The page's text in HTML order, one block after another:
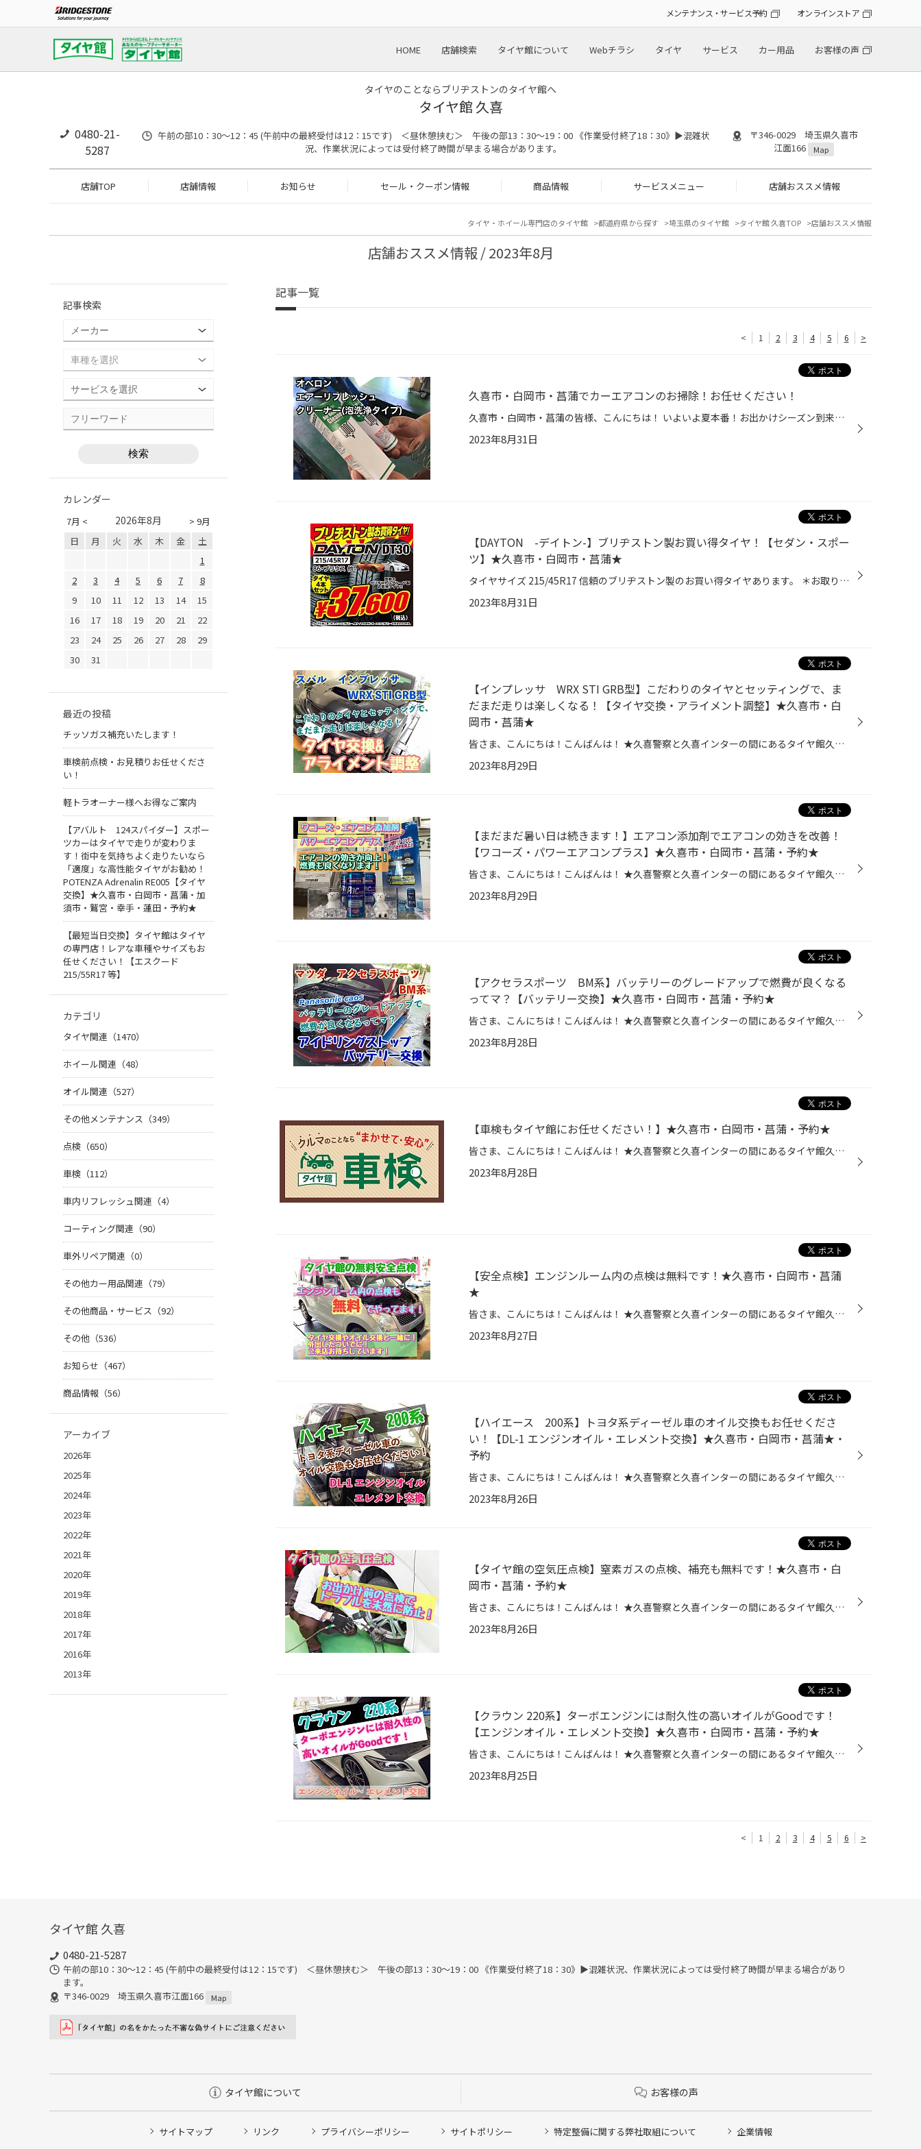
メンテナンス・サービス予約 オンラインストア
HOME 店舗検索 タイヤ館について Webチラシ タイヤ サービス カー用品 お客様の声
タイヤのことならブリヂストンのタイヤ館へ
タイヤ館 久喜
0480-21-
5287
午前の部10：30～12：45 (午前中の最終受付は12：15です) ＜昼休憩挟む＞ 午後の部13：30～19：00 《作業受付終了18：30》▶︎混雑状
況、作業状況によっては受付終了時間が早まる場合があります。
〒346-0029 埼玉県久喜市
江面166
Map
店舗TOP 店舗情報 お知らせ セール・クーポン情報 商品情報 サービスメニュー 店舗おススメ情報
タイヤ・ホイール専門店のタイヤ館 都道府県から探す 埼玉県のタイヤ館 タイヤ館 久喜TOP 店舗おススメ情報
店舗おススメ情報 / 2023年8月
記事一覧
< 1 2 3 4 5 6 >
久喜市・白岡市・菖蒲でカーエアコンのお掃除！お任せください！
久喜市・白岡市・菖蒲の皆様、こんにちは！ いよいよ夏本番！お出かけシーズン到来ですね！ カーエアコンが大活躍のこの時期ですが、 カーエアコンのメンテナンスはお済みでしょうか？ １年に１回はご家庭のエアコンもお掃除されると思いますが、 サボってしまうとイヤなにおいが出てきたり、カビが...
2023年8月31日
【DAYTON -デイトン-】ブリヂストン製お買い得タイヤ！【セダン・スポー
ツ】★久喜市・白岡市・菖蒲★
タイヤサイズ 215/45R17 信頼のブリヂストン製のお買い得タイヤあります。 ＊お取り寄せとなる場合がございます。 他にも… 新しいタイヤの買い方です! 急な出費！ 高額な出費にお困りのお客様！ サブスク(月額定額)で購入できます！ ラインナップも色々！ 詳しくはこちらから→★Mobox★ ーーーーーー...
2023年8月31日
【インプレッサ WRX STI GRB型】こだわりのタイヤとセッティングで、ま
だまだ走りは楽しくなる！【タイヤ交換・アライメント調整】★久喜市・白
岡市・菖蒲★
皆さま、こんにちは！こんばんは！ ★久喜警察と久喜インターの間にあるタイヤ館久喜です★ いつも当店WEBをご覧いただきありがとうございます！ ーーーーーーーーーーーーーーーーーーーーーーーーーーーーーーーーーーーーーーーーーー お客様のお車【 スバル：インプレッサ WRX STI 】にて タイヤ...
2023年8月29日
【まだまだ暑い日は続きます！】エアコン添加剤でエアコンの効きを改善！
【ワコーズ・パワーエアコンプラス】★久喜市・白岡市・菖蒲・予約★
皆さま、こんにちは！こんばんは！ ★久喜警察と久喜インターの間にあるタイヤ館久喜です★ いつも当店WEBをご覧いただきありがとうございます！ ーーーーーーーーーーーーーーーーーーーーーーーーーーーーーーーーーーーーーーーーーー ページ下のリンクをチェック！ ーーーーーーーーーーーーーー...
2023年8月29日
【アクセラスポーツ BM系】バッテリーのグレードアップで燃費が良くなる
ってマ？【バッテリー交換】★久喜市・白岡市・菖蒲・予約★
皆さま、こんにちは！こんばんは！ ★久喜警察と久喜インターの間にあるタイヤ館久喜です★ いつも当店WEBをご覧いただきありがとうございます！ ーーーーーーーーーーーーーーーーーーーーーーーーーーーーーーーーーーーーーーーーーー お客様のお車【 マツダ：アクセラスポーツ 】にて バッテリー...
2023年8月28日
【車検もタイヤ館にお任せください！】★久喜市・白岡市・菖蒲・予約★
皆さま、こんにちは！こんばんは！ ★久喜警察と久喜インターの間にあるタイヤ館久喜です★ いつも当店WEBをご覧いただきありがとうございます！ 皆様は愛車の車検はどうされていますか？ カーディーラー・自動車整備工場・ガソリンスタンドなど、沢山ありますよね。 タイヤ館でも『車検』を実施して...
2023年8月28日
【安全点検】エンジンルーム内の点検は無料です！★久喜市・白岡市・菖蒲
★
皆さま、こんにちは！こんばんは！ ★久喜警察と久喜インターの間にあるタイヤ館久喜です★ いつも当店WEBをご覧いただきありがとうございます！ 今回は当店の無料安全点検をご紹介します！ 当店のプロスタッフがお客様のおクルマの状態をしっかりチェックします！ 点検は無料ですので、タイヤ交換や...
2023年8月27日
【ハイエース 200系】トヨタ系ディーゼル車のオイル交換もお任せくださ
い！【DL-1 エンジンオイル・エレメント交換】★久喜市・白岡市・菖蒲★・
予約
皆さま、こんにちは！こんばんは！ ★久喜警察と久喜インターの間にあるタイヤ館久喜です★ いつも当店WEBをご覧いただきありがとうございます！ ーーーーーーーーーーーーーーーーーーーーーーーーーーーーーーーーーーーーーーーーーー 詳しくはページ下のリンクをチェック！ ーーーーーーーーーー...
2023年8月26日
【タイヤ館の空気圧点検】窒素ガスの点検、補充も無料です！★久喜市・白
岡市・菖蒲・予約★
皆さま、こんにちは！こんばんは！ ★久喜警察と久喜インターの間にあるタイヤ館久喜です★ いつも当店WEBをご覧いただきありがとうございます！ 突然ですがおクルマの空気圧チェックは定期的に行っていますか？ 空気圧が低いまま走行を続けると、パンクやバースト(タイヤ破裂)、 タイヤの寿命低下に...
2023年8月26日
【クラウン 220系】ターボエンジンには耐久性の高いオイルがGoodです！
【エンジンオイル・エレメント交換】★久喜市・白岡市・菖蒲・予約★
皆さま、こんにちは！こんばんは！ ★久喜警察と久喜インターの間にあるタイヤ館久喜です★ いつも当店WEBをご覧いただきありがとうございます！ ーーーーーーーーーーーーーーーーーーーーーーーーーーーーーーーーーーーーーーーーーー 詳しくはページ下のリンクをチェック！ ーーーーーーーーーー...
2023年8月25日
< 1 2 3 4 5 6 >
記事検索
カレンダー
7月 < > 9月
2026年8月
日 月 火 水 木 金
土
1
2
3 4 5 6 7
8
9
10 11 12 13 14
15
16
17 18 19 20 21
22
23
24 25 26 27 28
29
30
31
最近の投稿
チッソガス補充いたします！
車検前点検・お見積りお任せくださ
い！
軽トラオーナー様へお得なご案内
【アバルト 124スパイダー】スポー
ツカーはタイヤで走りが変わりま
す！街中を気持ちよく走りたいなら
「適度」な高性能タイヤがお勧め！
POTENZA Adrenalin RE005【タイヤ
交換】★久喜市・白岡市・菖蒲・加
須市・鷲宮・幸手・蓮田・予約★
【最短当日交換】タイヤ館はタイヤ
の専門店！レアな車種やサイズもお
任せください！【エスクード
215/55R17 等】
カテゴリ
タイヤ関連（1470）
ホイール関連（48）
オイル関連（527）
その他メンテナンス（349）
点検（650）
車検（112）
車内リフレッシュ関連（4）
コーティング関連（90）
車外リペア関連（0）
その他カー用品関連（79）
その他商品・サービス（92）
その他（536）
お知らせ（467）
商品情報（56）
アーカイブ
2026年
2025年
2024年
2023年
2022年
2021年
2020年
2019年
2018年
2017年
2016年
2013年
タイヤ館 久喜
0480-21-5287
午前の部10：30～12：45 (午前中の最終受付は12：15です) ＜昼休憩挟む＞ 午後の部13：30～19：00 《作業受付終了18：30》▶︎混雑状況、作業状況によっては受付終了時間が早まる場合があり
ます。
〒346-0029 埼玉県久喜市江面166
Map
タイヤ館について お客様の声
サイトマップ リンク プライバシーポリシー サイトポリシー 特定整備に関する弊社取組について 企業情報
タイヤ点検・安全点検/タイヤ履き替え/オイル交換/その他ピット作業の予約